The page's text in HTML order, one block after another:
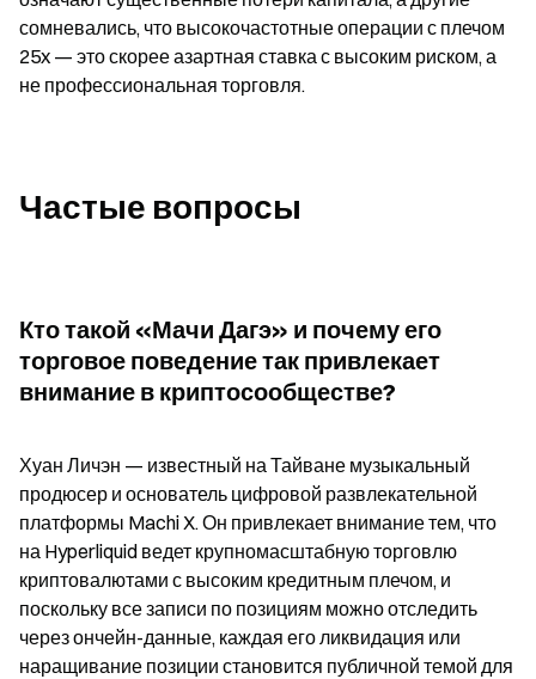
сомневались, что высокочастотные операции с плечом
25x — это скорее азартная ставка с высоким риском, а
не профессиональная торговля.
Частые вопросы
Кто такой «Мачи Дагэ» и почему его
торговое поведение так привлекает
внимание в криптосообществе?
Хуан Личэн — известный на Тайване музыкальный
продюсер и основатель цифровой развлекательной
платформы Machi X. Он привлекает внимание тем, что
на Hyperliquid ведет крупномасштабную торговлю
криптовалютами с высоким кредитным плечом, и
поскольку все записи по позициям можно отследить
через ончейн-данные, каждая его ликвидация или
наращивание позиции становится публичной темой для